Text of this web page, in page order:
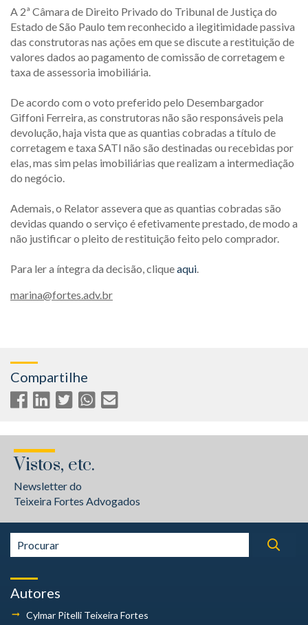
A 2ª Câmara de Direito Privado do Tribunal de Justiça do
Estado de São Paulo tem reconhecido a ilegitimidade passiva
das construtoras nas ações em que se discute a restituição de
valores dados ao pagamento de comissão de corretagem e
taxa de assessoria imobiliária.
De acordo com o voto preferido pelo Desembargador
Giffoni Ferreira, as construtoras não são responsáveis pela
devolução, haja vista que as quantias cobradas a título de
corretagem e taxa SATI não são destinadas ou recebidas por
elas, mas sim pelas imobiliárias que realizam a intermediação
do negócio.
Ademais, o Relator assevera que as quantias cobradas são
devidas quando o serviço é efetivamente prestado, de modo a
não justificar o pleito de restituição feito pelo comprador.
Para ler a íntegra da decisão, cliqueaqui.
marina@fortes.adv.br
Compartilhe
Vistos, etc.
Newsletter do
Teixeira Fortes Advogados
Autores
Cylmar Pitelli Teixeira Fortes